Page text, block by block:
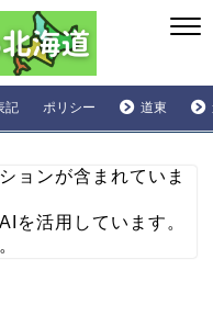
記 ポリシー 道東
ョンが含まれていま
を活用しています。